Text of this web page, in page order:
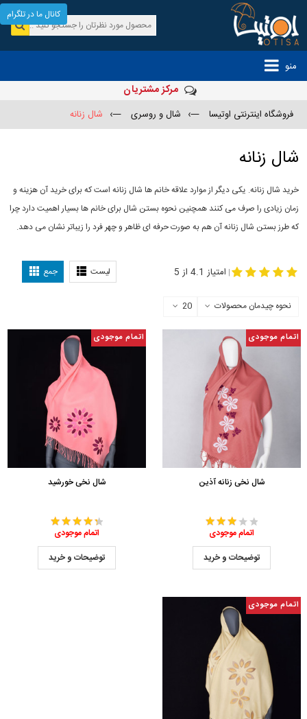
منو
مرکز مشتریان
فروشگاه اینترنتی اوتیسا —› شال و روسری —› شال زنانه
شال زنانه
خرید شال زنانه. یکی دیگر از موارد علاقه خانم ها شال زنانه است که برای خرید آن هزینه و
زمان زیادی را صرف می کنند همچنین نحوه بستن شال برای خانم ها بسیار اهمیت دارد چرا
که طرز بستن شال زنانه آن هم به صورت حرفه ای ظاهر و چهر فرد را زیباتر نشان می دهد.
لیست جمع | امتیاز 4.1 از 5
نحوه چیدمان محصولات 20
اتمام موجودی
شال نخی زنانه آذین
اتمام موجودی
توضیحات و خرید
اتمام موجودی
شال نخی خورشید
اتمام موجودی
توضیحات و خرید
اتمام موجودی
کانال ما در تلگرام